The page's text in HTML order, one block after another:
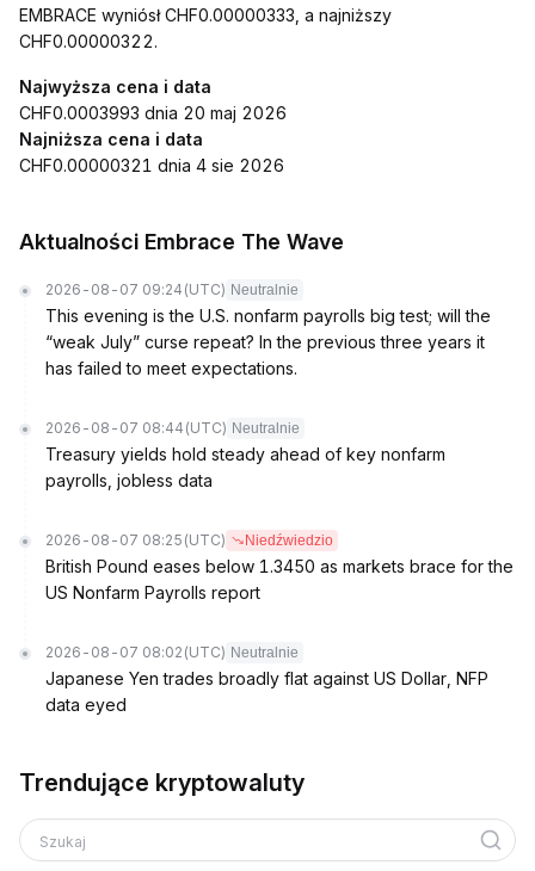
EMBRACE wyniósł CHF0.00000333, a najniższy
CHF0.00000322.
Najwyższa cena i data
CHF0.0003993 dnia 20 maj 2026
Najniższa cena i data
CHF0.00000321 dnia 4 sie 2026
Aktualności Embrace The Wave
2026-08-07 09:24 (UTC) Neutralnie
This evening is the U.S. nonfarm payrolls big test; will the
“weak July” curse repeat? In the previous three years it
has failed to meet expectations.
2026-08-07 08:44 (UTC) Neutralnie
Treasury yields hold steady ahead of key nonfarm
payrolls, jobless data
2026-08-07 08:25 (UTC) Niedźwiedzio
British Pound eases below 1.3450 as markets brace for the
US Nonfarm Payrolls report
2026-08-07 08:02 (UTC) Neutralnie
Japanese Yen trades broadly flat against US Dollar, NFP
data eyed
Trendujące kryptowaluty
Szukaj